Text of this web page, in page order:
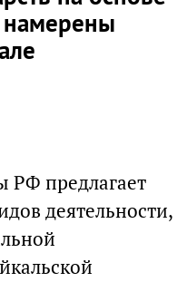
РФ предлагает
деятельности,